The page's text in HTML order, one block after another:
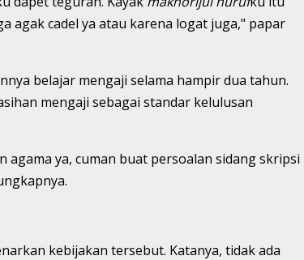
agak cadel ya atau karena logat juga," papar
belajar mengaji selama hampir dua tahun.
mengaji sebagai standar kelulusan
agama ya, cuman buat persoalan sidang skripsi
kebijakan tersebut. Katanya, tidak ada